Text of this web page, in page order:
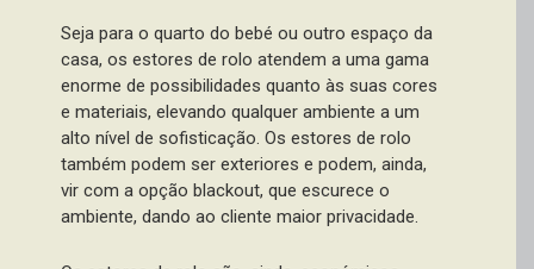
Seja para o quarto do bebé ou outro espaço da
casa, os estores de rolo atendem a uma gama
enorme de possibilidades quanto às suas cores
e materiais, elevando qualquer ambiente a um
alto nível de sofisticação. Os estores de rolo
também podem ser exteriores e podem, ainda,
vir com a opção blackout, que escurece o
ambiente, dando ao cliente maior privacidade.